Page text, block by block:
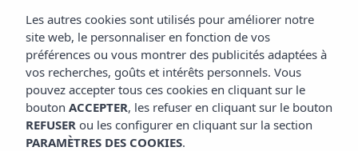
CUISINE
Cuisine
Cuisine
Les autres cookies sont utilisés pour améliorer notre
site web, le personnaliser en fonction de vos
préférences ou vous montrer des publicités adaptées à
vos recherches, goûts et intérêts personnels. Vous
pouvez accepter tous ces cookies en cliquant sur le
bouton ACCEPTER, les refuser en cliquant sur le bouton
REFUSER ou les configurer en cliquant sur la section
PARAMÈTRES DES COOKIES.